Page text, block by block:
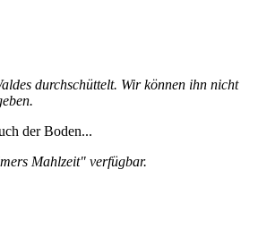
durchschüttelt. Wir können ihn nicht
der Boden...
Mahlzeit" verfügbar.